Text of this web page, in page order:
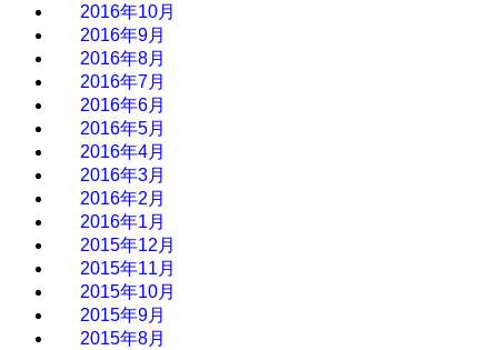
2016年10月
2016年9月
2016年8月
2016年7月
2016年6月
2016年5月
2016年4月
2016年3月
2016年2月
2016年1月
2015年12月
2015年11月
2015年10月
2015年9月
2015年8月